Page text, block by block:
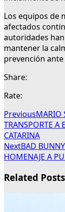
Los equipos de
afectados
autoridades
mantener la
prevención
Share:
Rate:
PreviousMARIO
TRANSPORTE A
CATARINA
NextBAD
HOMENAJE A
Related Posts